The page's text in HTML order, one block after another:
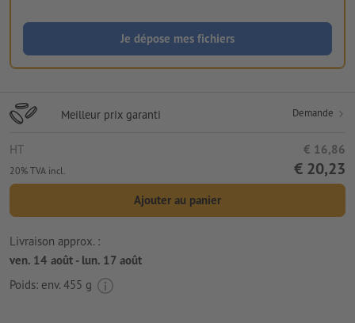
Je dépose mes fichiers
Meilleur prix garanti Demande
HT € 16,86
20% TVA incl. € 20,23
Ajouter au panier
Livraison approx. :
ven. 14 août - lun. 17 août
Poids: env. 455 g